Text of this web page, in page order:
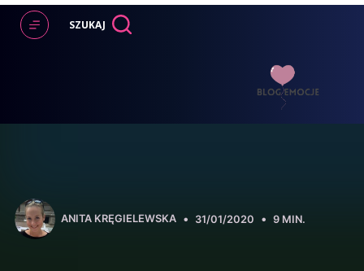
Przejdź
treści
SZUKAJ
ANITA KRĘGIELEWSKA 31/01/2020 9 MIN.